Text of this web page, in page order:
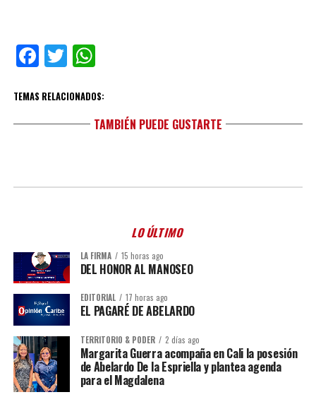
Facebook
TwitterWhatsApp
TEMAS RELACIONADOS:
TAMBIÉN PUEDE GUSTARTE
LO ÚLTIMO
LA FIRMA 15 horas ago
DEL HONOR AL MANOSEO
EDITORIAL 17 horas ago
EL PAGARÉ DE ABELARDO
TERRITORIO & PODER 2 días ago
Margarita Guerra acompaña en Cali la posesión
de Abelardo De la Espriella y plantea agenda
para el Magdalena